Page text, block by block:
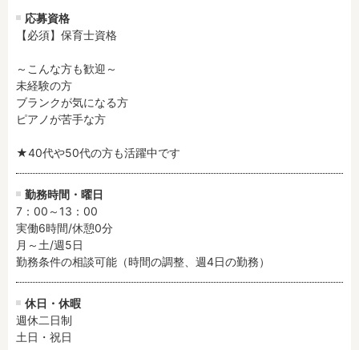
応募資格
【必須】保育士資格
～こんな方も歓迎～
未経験の方
ブランクが気になる方
ピアノが苦手な方
★40代や50代の方も活躍中です
勤務時間・曜日
7：00～13：00
実働6時間/休憩0分
月～土/週5日
勤務条件の相談可能（時間の調整、週4日の勤務）
休日・休暇
週休二日制
土日・祝日
フリーワード検索